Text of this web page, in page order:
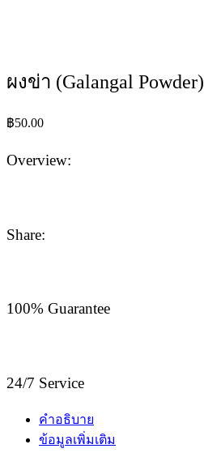
ผงข่า (Galangal Powder)
฿50.00
Overview:
Share:
100% Guarantee
24/7 Service
คำอธิบาย
ข้อมูลเพิ่มเติม